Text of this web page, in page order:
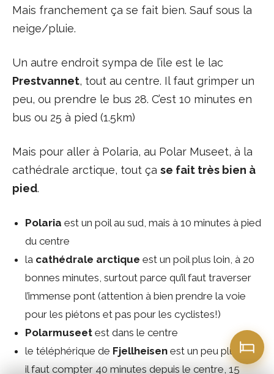
Mais franchement ça se fait bien. Sauf sous la
neige/pluie.
Un autre endroit sympa de l’ile est le lac
Prestvannet, tout au centre. Il faut grimper un
peu, ou prendre le bus 28. C’est 10 minutes en
bus ou 25 à pied (1.5km)
Mais pour aller à Polaria, au Polar Museet, à la
cathédrale arctique, tout ça se fait très bien à
pied.
Polaria est un poil au sud, mais à 10 minutes à pied
du centre
la cathédrale arctique est un poil plus loin, à 20
bonnes minutes, surtout parce qu’il faut traverser
l’immense pont (attention à bien prendre la voie
pour les piétons et pas pour les cyclistes!)
Polarmuseet est dans le centre
le téléphérique de Fjellheisen est un peu plus loin,
il faut compter 40 minutes depuis le centre, 15